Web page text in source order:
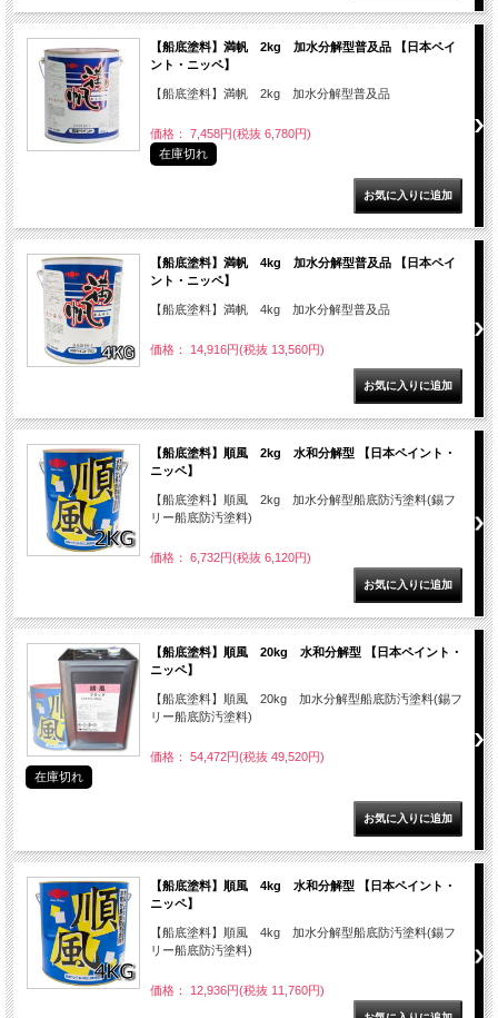
【船底塗料】満帆 2kg 加水分解型普及品 【日本ペイ
ント・ニッペ】
【船底塗料】満帆 2kg 加水分解型普及品
価格： 7,458円(税抜 6,780円)
在庫切れ
【船底塗料】満帆 4kg 加水分解型普及品 【日本ペイ
ント・ニッペ】
【船底塗料】満帆 4kg 加水分解型普及品
価格： 14,916円(税抜 13,560円)
【船底塗料】順風 2kg 水和分解型 【日本ペイント・
ニッペ】
【船底塗料】順風 2kg 加水分解型船底防汚塗料(錫フ
リー船底防汚塗料)
価格： 6,732円(税抜 6,120円)
【船底塗料】順風 20kg 水和分解型 【日本ペイント・
ニッペ】
【船底塗料】順風 20kg 加水分解型船底防汚塗料(錫フ
リー船底防汚塗料)
価格： 54,472円(税抜 49,520円)
在庫切れ
【船底塗料】順風 4kg 水和分解型 【日本ペイント・
ニッペ】
【船底塗料】順風 4kg 加水分解型船底防汚塗料(錫フ
リー船底防汚塗料)
価格： 12,936円(税抜 11,760円)